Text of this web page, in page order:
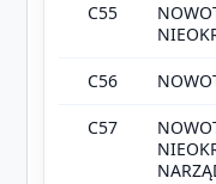
C55
C56
C57